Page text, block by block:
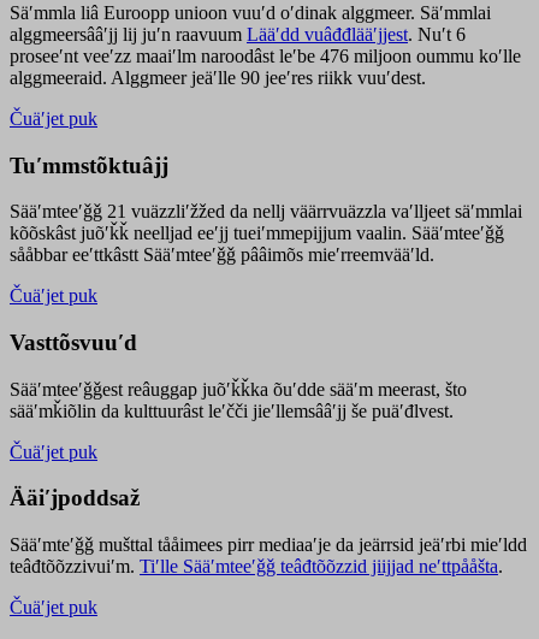
Säʹmmla liâ Euroopp unioon vuuʹd oʹdinak alggmeer. Säʹmmlai
alggmeersââʹjj lij juʹn raavuum Lääʹdd vuâđđlääʹjjest. Nuʹt 6
proseeʹnt veeʹzz maaiʹlm naroodâst leʹbe 476 miljoon oummu koʹlle
alggmeeraid. Alggmeer jeäʹlle 90 jeeʹres riikk vuuʹdest.
Čuäʹjet puk
Tuʹmmstõktuâjj
Sääʹmteeʹǧǧ 21 vuäzzliʹžžed da nellj väärrvuäzzla vaʹlljeet säʹmmlai
kõõskâst juõʹǩǩ neelljad eeʹjj tueiʹmmepijjum vaalin. Sääʹmteeʹǧǧ
sååbbar eeʹttkâstt Sääʹmteeʹǧǧ pââimõs mieʹrreemvääʹld.
Čuäʹjet puk
Vasttõsvuuʹd
Sääʹmteeʹǧǧest reâuggap juõʹǩǩka õuʹdde sääʹm meerast, što
sääʹmǩiõlin da kulttuurâst leʹčči jieʹllemsââʹjj še puäʹđlvest.
Čuäʹjet puk
Ääiʹjpoddsaž
Sääʹmteʹǧǧ mušttal tååimees pirr mediaaʹje da jeärrsid jeäʹrbi mieʹldd
teâđtõõzzivuiʹm. Tiʹlle Sääʹmteeʹǧǧ teâđtõõzzid jiijjad neʹttpååšta.
Čuäʹjet puk